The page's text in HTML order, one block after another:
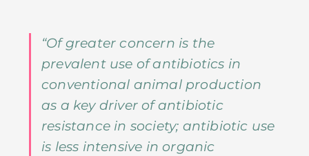
“Of greater concern is the
prevalent use of antibiotics in
conventional animal production
as a key driver of antibiotic
resistance in society; antibiotic use
is less intensive in organic